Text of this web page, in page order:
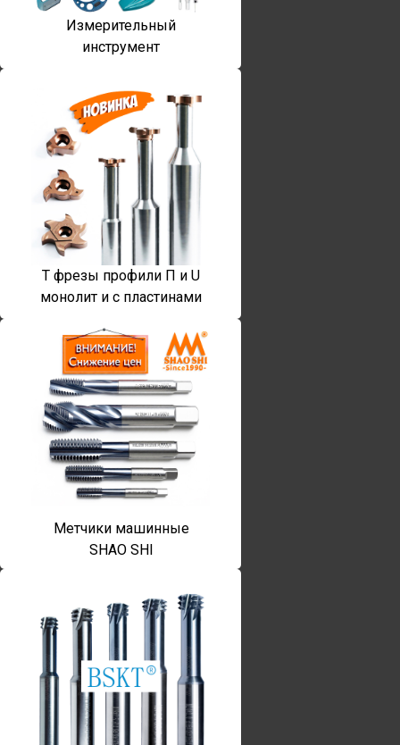
Измерительный
инструмент
T фрезы профили П и U
монолит и с пластинами
Метчики машинные
SHAO SHI